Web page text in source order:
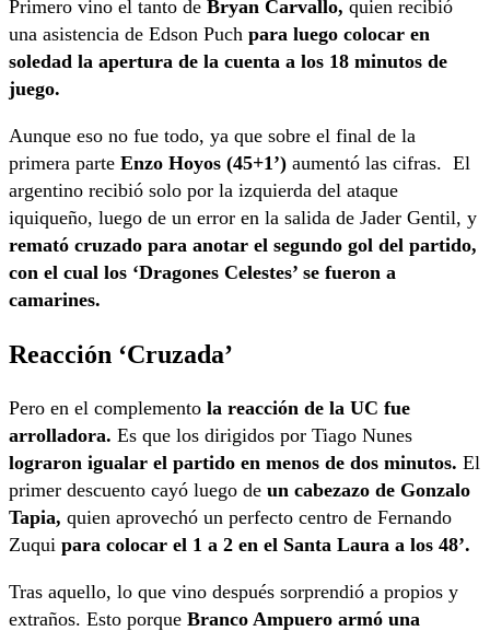
Primero vino el tanto de Bryan Carvallo, quien recibió
una asistencia de Edson Puch para luego colocar en
soledad la apertura de la cuenta a los 18 minutos de
juego.
Aunque eso no fue todo, ya que sobre el final de la
primera parte Enzo Hoyos (45+1’) aumentó las cifras. El
argentino recibió solo por la izquierda del ataque
iquiqueño, luego de un error en la salida de Jader Gentil, y
remató cruzado para anotar el segundo gol del partido,
con el cual los ‘Dragones Celestes’ se fueron a
camarines.
Reacción ‘Cruzada’
Pero en el complemento la reacción de la UC fue
arrolladora. Es que los dirigidos por Tiago Nunes
lograron igualar el partido en menos de dos minutos. El
primer descuento cayó luego de un cabezazo de Gonzalo
Tapia, quien aprovechó un perfecto centro de Fernando
Zuqui para colocar el 1 a 2 en el Santa Laura a los 48’.
Tras aquello, lo que vino después sorprendió a propios y
extraños. Esto porque Branco Ampuero armó una